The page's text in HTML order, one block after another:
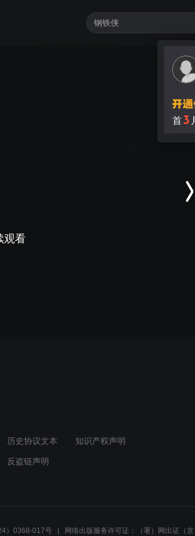
首3
观看
历史协议文本 知识产权声明
反盗链声明
）0368-017号 网络出版服务许可证：（署）网出证（